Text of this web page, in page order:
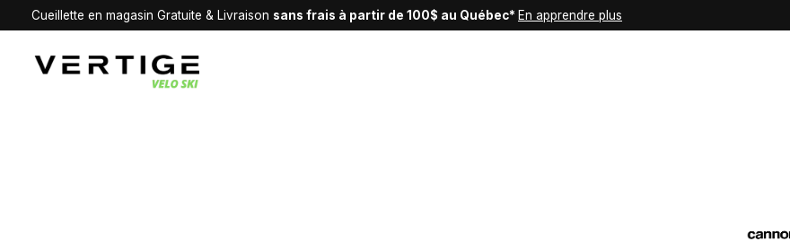
Cueillette en magasin Gratuite & Livraison sans frais à partir de 100$ au Québec* En apprendre plus